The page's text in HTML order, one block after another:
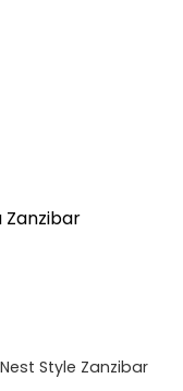
Zanzibar
Style Zanzibar